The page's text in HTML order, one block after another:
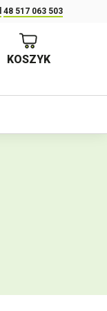
48 517 063 503
KOSZYK